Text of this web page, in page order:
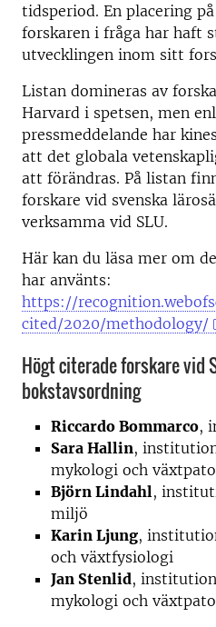
tidsperiod. En placering
forskaren i fråga har haft
utvecklingen inom sitt
Listan domineras av
Harvard i spetsen, men
pressmeddelande har
att det globala
att förändras. På listan
forskare vid svenska
verksamma vid SLU.
Här kan du läsa mer om
har använts:
https://
cited/2020/methodology/
Högt citerade forskare vid
bokstavsordning
Riccardo Bommarco,
Sara Hallin,
mykologi och
Björn Lindahl,
miljö
Karin Ljung,
och växtfysiologi
Jan Stenlid,
mykologi och